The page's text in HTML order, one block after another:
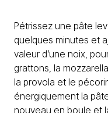
Pétrissez une pâte
quelques minutes et
valeur d’une noix,
grattons, la
la provola et le
énergiquement la
nouveau en boule et